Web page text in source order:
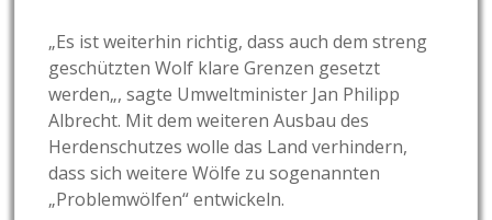
„Es ist weiterhin richtig, dass auch dem streng
geschützten Wolf klare Grenzen gesetzt
werden„, sagte Umweltminister Jan Philipp
Albrecht. Mit dem weiteren Ausbau des
Herdenschutzes wolle das Land verhindern,
dass sich weitere Wölfe zu sogenannten
„Problemwölfen“ entwickeln.